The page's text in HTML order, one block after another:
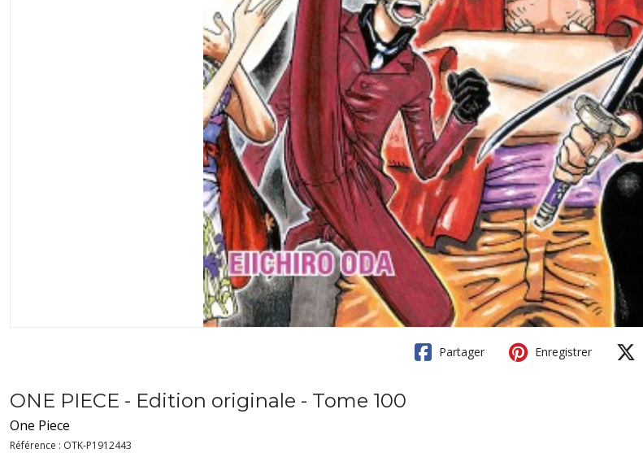
Partager Enregistrer
ONE PIECE - Edition originale - Tome 100
One Piece
Référence : OTK-P1912443